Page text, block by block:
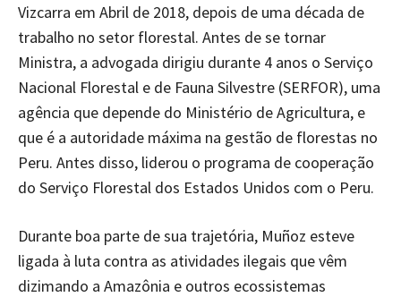
Vizcarra em Abril de 2018, depois de uma década de
trabalho no setor florestal. Antes de se tornar
Ministra, a advogada dirigiu durante 4 anos o Serviço
Nacional Florestal e de Fauna Silvestre (SERFOR), uma
agência que depende do Ministério de Agricultura, e
que é a autoridade máxima na gestão de florestas no
Peru. Antes disso, liderou o programa de cooperação
do Serviço Florestal dos Estados Unidos com o Peru.
Durante boa parte de sua trajetória, Muñoz esteve
ligada à luta contra as atividades ilegais que vêm
dizimando a Amazônia e outros ecossistemas